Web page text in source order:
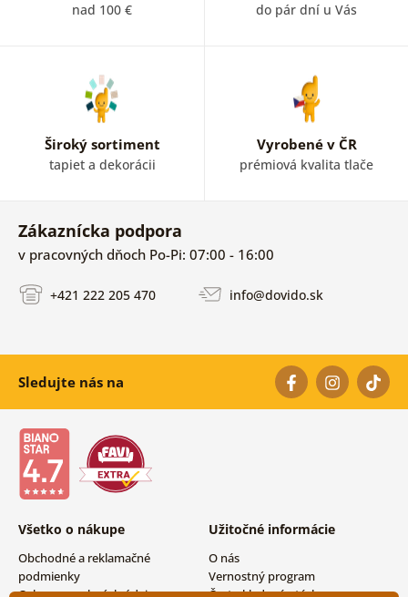
nad 100 € do pár dní u Vás
Široký sortiment
tapiet a dekorácii
Vyrobené v ČR
prémiová kvalita tlače
Zákaznícka podpora
v pracovných dňoch Po-Pi: 07:00 - 16:00
+421 222 205 470 info@dovido.sk
Sledujte nás na
Všetko o nákupe
Obchodné a reklamačné
podmienky
Užitočné informácie
O nás
Vernostný program